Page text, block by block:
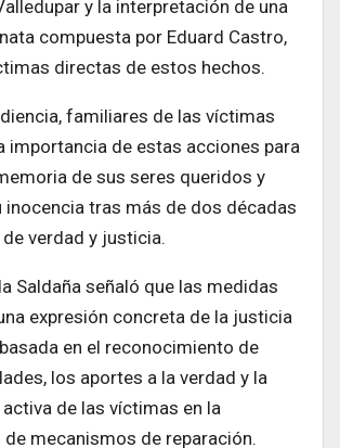
y la interpretación de una
compuesta por Eduard Castro,
directas de estos hechos.
familiares de las víctimas
importancia de estas acciones para
de sus seres queridos y
inocencia tras más de dos décadas
verdad y justicia.
Saldaña señaló que las medidas
expresión concreta de la justicia
en el reconocimiento de
los aportes a la verdad y la
de las víctimas en la
mecanismos de reparación.